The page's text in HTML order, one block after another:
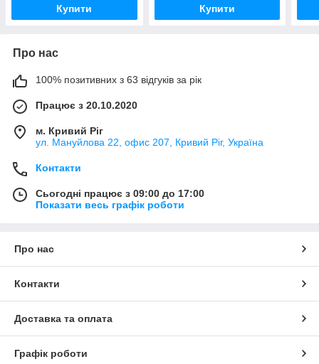
Купити Купити
Про нас
100% позитивних з 63 відгуків за рік
Працює з 20.10.2020
м. Кривий Ріг
ул. Мануйлова 22, офис 207, Кривий Ріг, Україна
Контакти
Сьогодні працює з 09:00 до 17:00
Показати весь графік роботи
Про нас
Контакти
Доставка та оплата
Графік роботи